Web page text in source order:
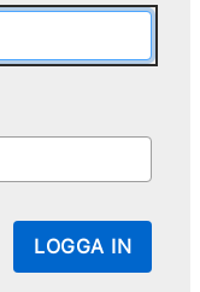
LOGGA IN